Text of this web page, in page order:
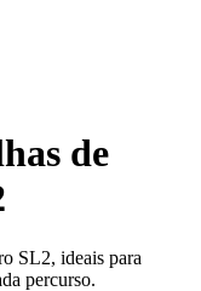
de
SL2, ideais para
percurso.